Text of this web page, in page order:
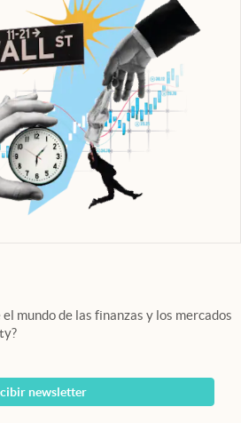
pestaña
mundo de las finanzas y los mercados
newsletter